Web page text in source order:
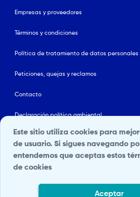
Empresas y proveedores
Términos y condiciones
Política de tratamiento de datos personales
Peticiones, quejas y reclamos
Contacto
Declaración política ambiental
Línea ética
Mapa del sitio
Este sitio utiliza cookies para
de usuario. Si sigues navegando
entendemos que aceptas estos
de cookies
Aceptar